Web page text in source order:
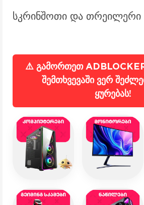
სკრინშოთი და თრეილერი
⚠️ გამორთეთ
შემთხვევაში ვერ
ყურებას!